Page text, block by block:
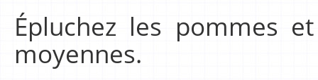
Épluchez les pommes
moyennes.